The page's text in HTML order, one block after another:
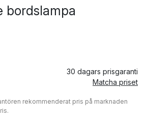
bordslampa
30 dagars prisgaranti
Matcha priset
rekommenderat pris på marknaden